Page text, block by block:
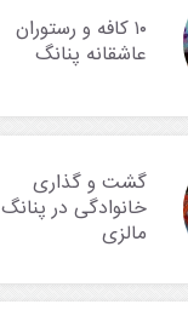
۱۰ کافه و رستوران
عاشقانه پنانگ
گشت و گذاری
خانوادگی در پنانگ
مالزی